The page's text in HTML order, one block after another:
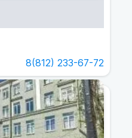
8(812) 233-67-72